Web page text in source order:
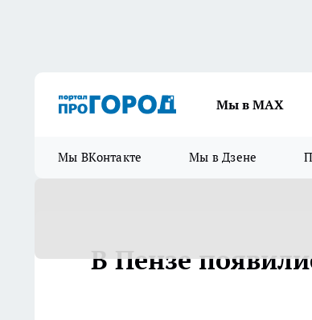
Мы в МАХ
Мы ВКонтакте Мы в Дзене
В Пензе